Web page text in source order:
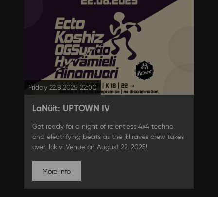
Friday 22.8.2025 22:00
LaNüit: UPTOWN IV
Get ready for a night of relentless 4x4 techno
and electrifying beats as the jkl.raves crew takes
over Ilokivi Venue on August 22, 2025!
More info